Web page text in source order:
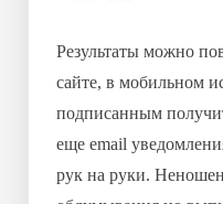
Результаты можно
сайте, в мобильном
подписанным
еще email
рук на руки.